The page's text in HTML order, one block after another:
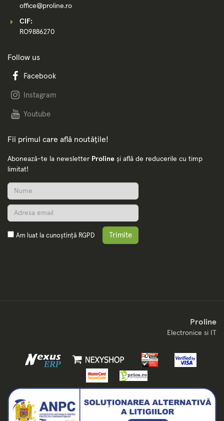
office@proline.ro
CIF:
RO9886270
Follow us
Facebook
Instagram
Youtube
Fii primul care află noutățile!
Abonează-te la newsletter Proline și află de reducerile cu timp
limitat!
Am luat la cunoștință RGPD Trimite
Proline
Electronice si IT